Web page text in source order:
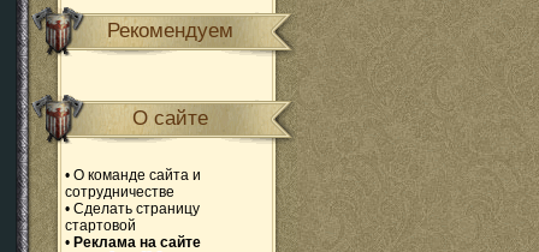
Рекомендуем
О сайте
• О команде сайта и
сотрудничестве
• Сделать страницу
стартовой
• Реклама на сайте